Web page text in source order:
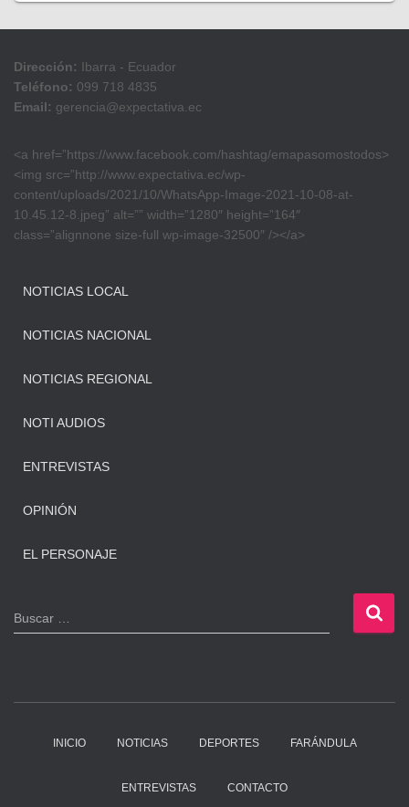
Dirección: Ibarra - Ecuador
Teléfono: 099 718 4835
Email: gerencia@expectativa.ec
<a href=”https://www.facebook.com/hashtag/emapasomostodos>
<img src=”http://www.expectativa.ec/wp-
content/uploads/2021/10/WhatsApp-Image-2021-10-08-at-
10.45.12-8.jpeg” alt=”” width=”1280″ height=”164″
class=”alignnone size-full wp-image-32500″ /></a>
NOTICIAS LOCAL
NOTICIAS NACIONAL
NOTICIAS REGIONAL
NOTI AUDIOS
ENTREVISTAS
OPINIÓN
EL PERSONAJE
B
u
Buscar …
INICIO NOTICIAS DEPORTES FARÁNDULA
ENTREVISTAS CONTACTO